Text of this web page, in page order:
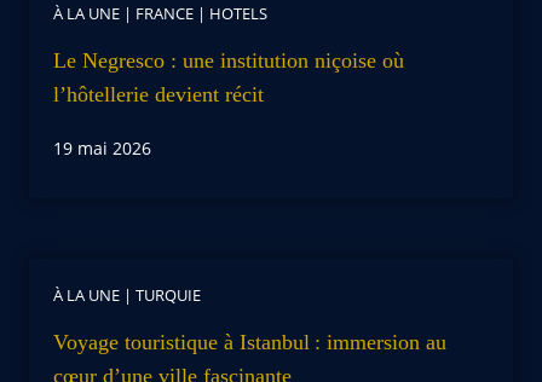
À LA UNE | FRANCE | HOTELS
Le Negresco : une institution niçoise où
l’hôtellerie devient récit
19 mai 2026
À LA UNE | TURQUIE
Voyage touristique à Istanbul : immersion au
cœur d’une ville fascinante